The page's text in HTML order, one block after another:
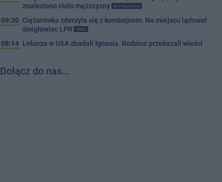
znaleziono ciało mężczyzny
AKTUALIZACJA
09:30 Ciężarówka zderzyła się z kombajnem. Na miejscu lądował
śmigłowiec LPR
VIDEO
08:14 Lekarze w USA zbadali Ignasia. Rodzice przekazali wieści
Dołącz do nas…